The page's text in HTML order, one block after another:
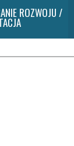
ROZWOJU /